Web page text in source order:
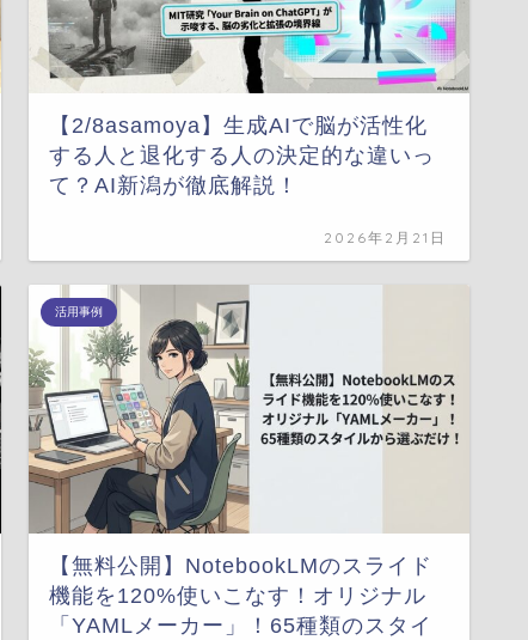
【2/8asamoya】生成AIで脳が活性化
する人と退化する人の決定的な違いっ
て？AI新潟が徹底解説！
2026年2月21日
活用事例
【無料公開】NotebookLMのスライド
機能を120%使いこなす！オリジナル
「YAMLメーカー」！65種類のスタイ